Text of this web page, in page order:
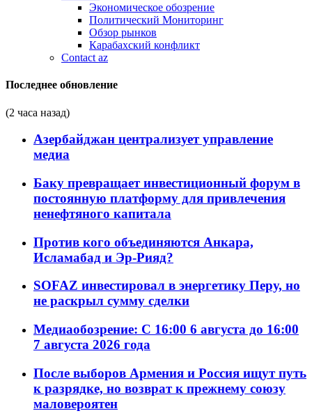
Экономическое обозрение
Политический Мониторинг
Обзор рынков
Карабахский конфликт
Contact az
Последнее обновление
(2 часа назад)
Азербайджан централизует управление
медиа
Баку превращает инвестиционный форум в
постоянную платформу для привлечения
ненефтяного капитала
Против кого объединяются Анкара,
Исламабад и Эр-Рияд?
SOFAZ инвестировал в энергетику Перу, но
не раскрыл сумму сделки
Медиаобозрение: С 16:00 6 августа до 16:00
7 августа 2026 года
После выборов Армения и Россия ищут путь
к разрядке, но возврат к прежнему союзу
маловероятен